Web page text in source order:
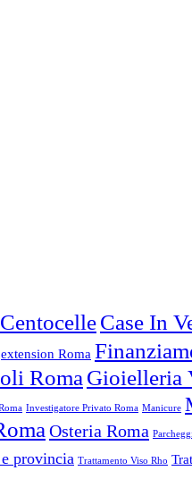
Case In
extension Roma
Roma Gioielleria
Investigatore Privato Roma Manicure
Osteria Roma
provincia Trattamento Viso Rho